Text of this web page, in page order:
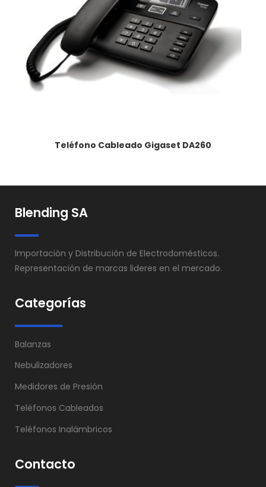
Teléfono Cableado Gigaset DA260
Blending SA
Importación y Distribución de Electrodomésticos.
Representación de marcas lideres en el mercado.
Categorías
Balanzas
Nebulizadores
Medidores de Presión
Teléfonos Cableados
Teléfonos Inalámbricos
Contacto